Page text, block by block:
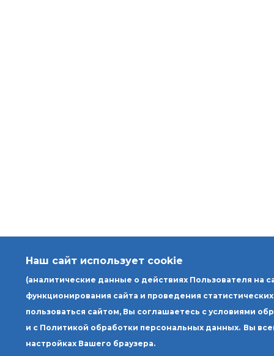
Наш сайт использует cookie
(аналитические данные о действиях Пользователя на
функционирования сайта и проведения
пользоваться сайтом, Вы соглашаетесь с условиями
и с Политикой обработки персональных данных. Вы
настройках Вашего браузера.